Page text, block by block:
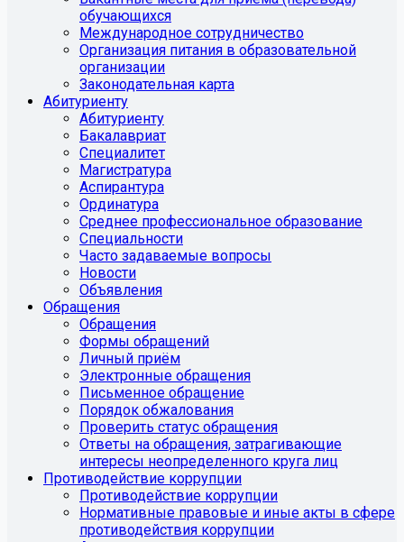
обучающихся
Международное сотрудничество
Организация питания в образовательной
организации
Законодательная карта
Абитуриенту
Абитуриенту
Бакалавриат
Специалитет
Магистратура
Аспирантура
Ординатура
Среднее профессиональное образование
Специальности
Часто задаваемые вопросы
Новости
Объявления
Обращения
Обращения
Формы обращений
Личный приём
Электронные обращения
Письменное обращение
Порядок обжалования
Проверить статус обращения
Ответы на обращения, затрагивающие
интересы неопределенного круга лиц
Противодействие коррупции
Противодействие коррупции
Нормативные правовые и иные акты в сфере
противодействия коррупции